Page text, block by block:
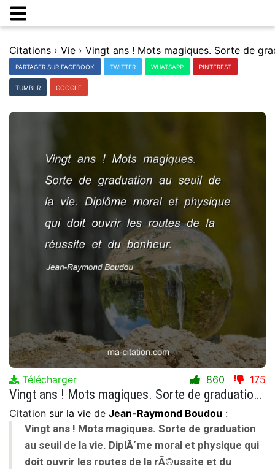
Citations › Vie ›
PARTAGER SUR FACEBOOK TWITTER WHATSAPP PINTEREST
TUMBLR GOOGLE
Télécharger 860 175
Vingt ans ! Mots magiques. Sorte de graduation au seuil de la vie. DiplÃ´me moral et physique qui doit ouvrir les routes de la rÃ©ussite et du bonheur.
Citation sur la vie de Jean-Raymond Boudou :
Vingt ans ! Mots magiques. Sorte de graduation
au seuil de la vie. DiplÃ´me moral et physique qui
doit ouvrir les routes de la rÃ©ussite et du